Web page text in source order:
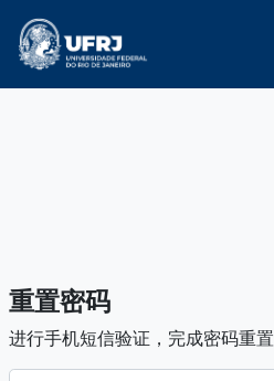
重置密码
进行手机短信验证，完成密码重置